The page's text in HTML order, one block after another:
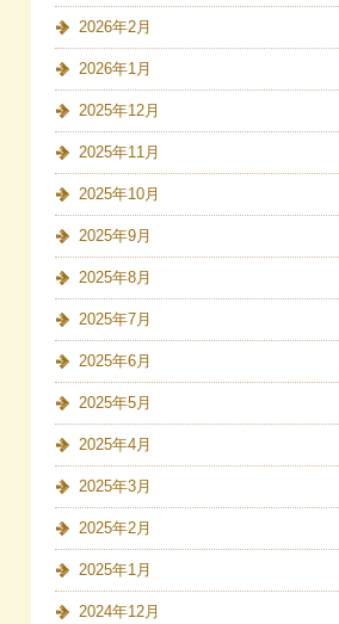
2026年2月
2026年1月
2025年12月
2025年11月
2025年10月
2025年9月
2025年8月
2025年7月
2025年6月
2025年5月
2025年4月
2025年3月
2025年2月
2025年1月
2024年12月